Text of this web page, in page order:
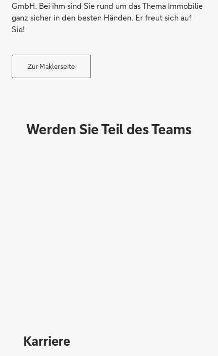
Risiken absichern
GmbH. Bei ihm sind Sie rund um das Thema Immobilie
ganz sicher in den besten Händen. Er freut sich auf
Sie!
Zur Maklerseite
Werden Sie Teil des Teams
Karriere